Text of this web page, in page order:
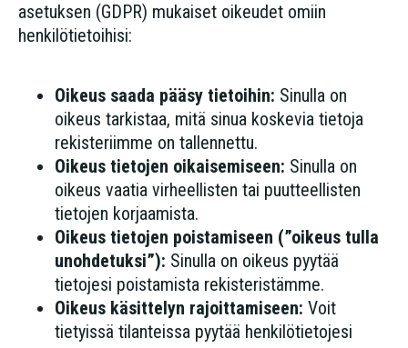
asetuksen (GDPR) mukaiset oikeudet omiin
henkilötietoihisi:
Oikeus saada pääsy tietoihin: Sinulla on
oikeus tarkistaa, mitä sinua koskevia tietoja
rekisteriimme on tallennettu.
Oikeus tietojen oikaisemiseen: Sinulla on
oikeus vaatia virheellisten tai puutteellisten
tietojen korjaamista.
Oikeus tietojen poistamiseen (”oikeus tulla
unohdetuksi”): Sinulla on oikeus pyytää
tietojesi poistamista rekisteristämme.
Oikeus käsittelyn rajoittamiseen: Voit
tietyissä tilanteissa pyytää henkilötietojesi